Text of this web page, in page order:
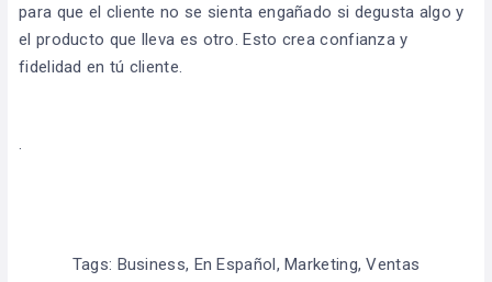
para que el cliente no se sienta engañado si degusta algo y
el producto que lleva es otro. Esto crea confianza y
fidelidad en tú cliente.
Tags: Business, En Español,Marketing,Ventas